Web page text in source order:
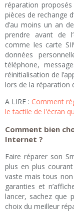
réparation
pièces de rechange
d’au moins un an
prendre avant de
comme les carte
données
téléphone,
réinitialisation de
lors de la réparation
A LIRE : Comment
le tactile de l'écran
Comment bien
Internet ?
Faire réparer son
plus en plus
vaste mais tous
garanties et
lancer, sachez que
choix du meilleur